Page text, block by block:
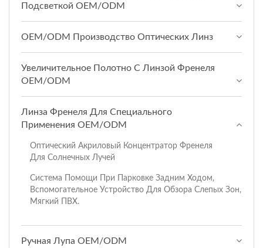
Подсветкой OEM/ODM
OEM/ODM Производство Оптических Линз
Увеличительное Полотно С Линзой Френеля
OEM/ODM
Линза Френеля Для Специального
Применения OEM/ODM
Оптический Акриловый Концентратор Френеля
Для Солнечных Лучей
Система Помощи При Парковке Задним Ходом,
Вспомогательное Устройство Для Обзора Слепых Зон,
Мягкий ПВХ.
Ручная Лупа OEM/ODM